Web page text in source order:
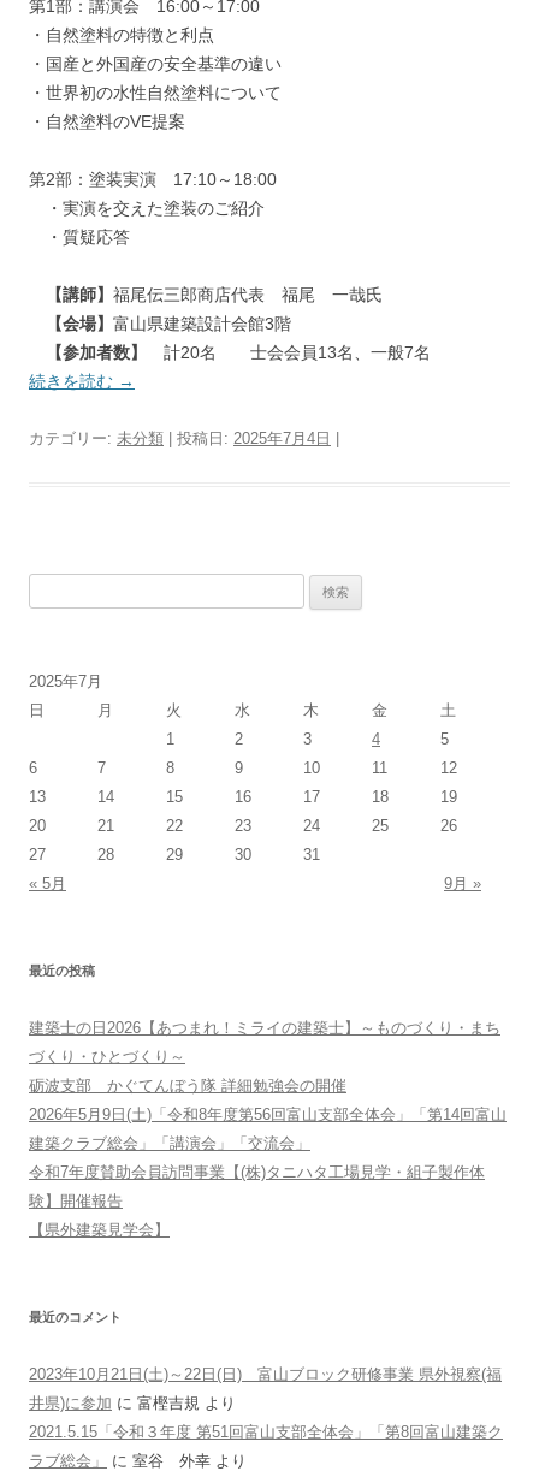
第1部：講演会 16:00～17:00
・自然塗料の特徴と利点
・国産と外国産の安全基準の違い
・世界初の水性自然塗料について
・自然塗料のVE提案
第2部：塗装実演 17:10～18:00
・実演を交えた塗装のご紹介
・質疑応答
【講師】 福尾伝三郎商店代表 福尾 一哉氏
【会場】 富山県建築設計会館3階
【参加者数】
計20名 士会会員13名、一般7名
続きを読む →
カテゴリー: 未分類 | 投稿日: 2025年7月4日
2025年7月
日
月 火 水 木 金
土
1
2 3 4
5
6
7 8 9 10 11
12
13
14 15 16 17 18
19
20
21 22 23 24 25
26
27
28 29 30
31
« 5月
9月 »
最近の投稿
建築士の日2026【あつまれ！ミライの建築士】～ものづくり・まち
づくり・ひとづくり～
砺波支部 かぐてんぼう隊 詳細勉強会の開催
2026年5月9日(土)「令和8年度第56回富山支部全体会」「第14回富山
建築クラブ総会」「講演会」「交流会」
令和7年度賛助会員訪問事業【(株)タニハタ工場見学・組子製作体
験】開催報告
【県外建築見学会】
最近のコメント
2023年10月21日(土)～22日(日) 富山ブロック研修事業 県外視察(福
井県)に参加 に 富樫吉規 より
2021.5.15「令和３年度 第51回富山支部全体会」「第8回富山建築ク
ラブ総会」
に 室谷 外幸 より